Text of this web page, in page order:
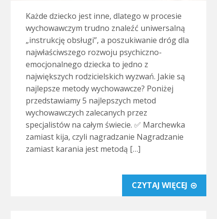
Każde dziecko jest inne, dlatego w procesie
wychowawczym trudno znaleźć uniwersalną
„instrukcję obsługi”, a poszukiwanie dróg dla
najwłaściwszego rozwoju psychiczno-
emocjonalnego dziecka to jedno z
największych rodzicielskich wyzwań. Jakie są
najlepsze metody wychowawcze? Poniżej
przedstawiamy 5 najlepszych metod
wychowawczych zalecanych przez
specjalistów na całym świecie. ✅ Marchewka
zamiast kija, czyli nagradzanie Nagradzanie
zamiast karania jest metodą […]
CZYTAJ WIĘCEJ